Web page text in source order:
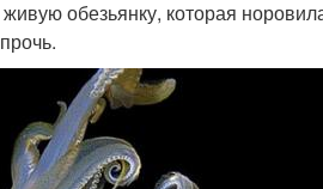
обезьянку, которая